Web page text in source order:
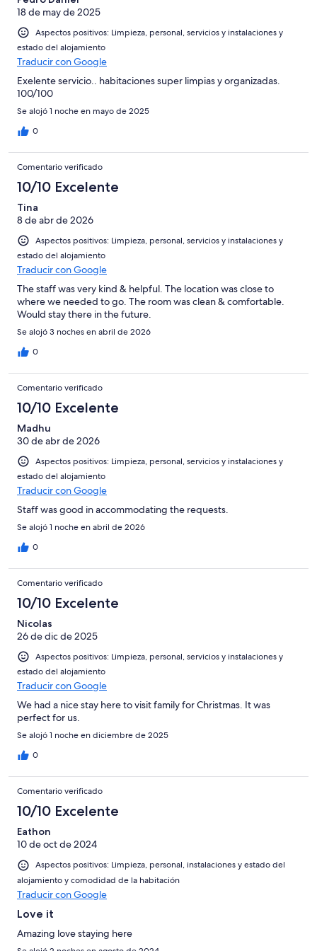
Normal
Mediocre
de
Horrible
18 de may de 2025
Aspectos positivos: Limpieza, personal, servicios y instalaciones y
estado del alojamiento
Traducir con Google
Exelente servicio.. habitaciones super limpias y organizadas.
100/100
Se alojó 1 noche en mayo de 2025
0
Comentario verificado
10/10 Excelente
Tina
8 de abr de 2026
Aspectos positivos: Limpieza, personal, servicios y instalaciones y
estado del alojamiento
Traducir con Google
The staff was very kind & helpful. The location was close to
where we needed to go. The room was clean & comfortable.
Would stay there in the future.
Se alojó 3 noches en abril de 2026
0
Comentario verificado
10/10 Excelente
Madhu
30 de abr de 2026
Aspectos positivos: Limpieza, personal, servicios y instalaciones y
estado del alojamiento
Traducir con Google
Staff was good in accommodating the requests.
Se alojó 1 noche en abril de 2026
0
Comentario verificado
10/10 Excelente
Nicolas
26 de dic de 2025
Aspectos positivos: Limpieza, personal, servicios y instalaciones y
estado del alojamiento
Traducir con Google
We had a nice stay here to visit family for Christmas. It was
perfect for us.
Se alojó 1 noche en diciembre de 2025
0
Comentario verificado
10/10 Excelente
Eathon
10 de oct de 2024
Aspectos positivos: Limpieza, personal, instalaciones y estado del
alojamiento y comodidad de la habitación
Traducir con Google
Love it
Amazing love staying here